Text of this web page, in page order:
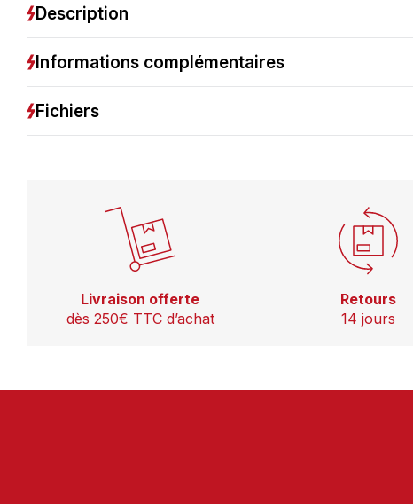
Description
Informations complémentaires
Fichiers
Livraison offerte
dès 250€ TTC d’achat
Retours
14 jours